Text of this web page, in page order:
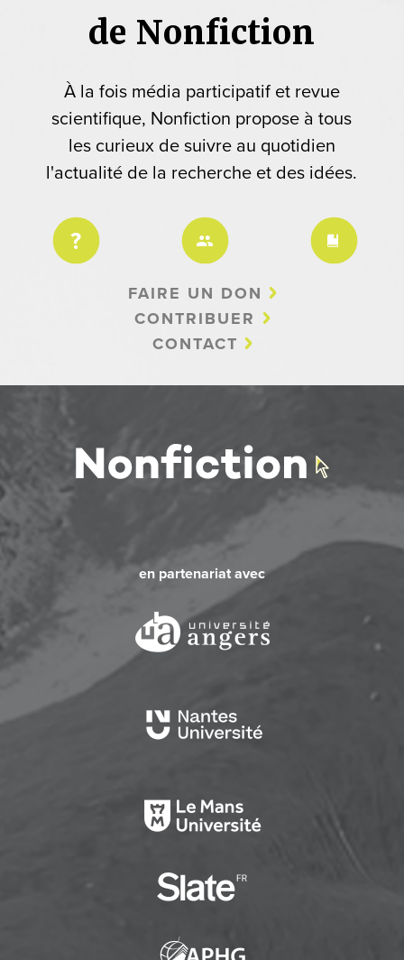
de Nonfiction
À la fois média participatif et revue
scientifique, Nonfiction propose à tous
les curieux de suivre au quotidien
l'actualité de la recherche et des idées.
FAIRE UN DON
CONTRIBUER
CONTACT
en partenariat avec